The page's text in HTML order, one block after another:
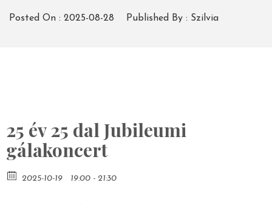
Posted On : 2025-08-28 Published By : Szilvia
25 év 25 dal Jubileumi
gálakoncert
2025-10-19 19:00 - 21:30